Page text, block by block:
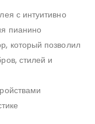
с интуитивно
пианино
который позволил
стилей и